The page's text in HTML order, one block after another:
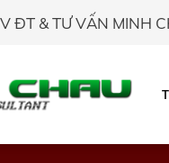
ĐT & TƯ VẤN MINH